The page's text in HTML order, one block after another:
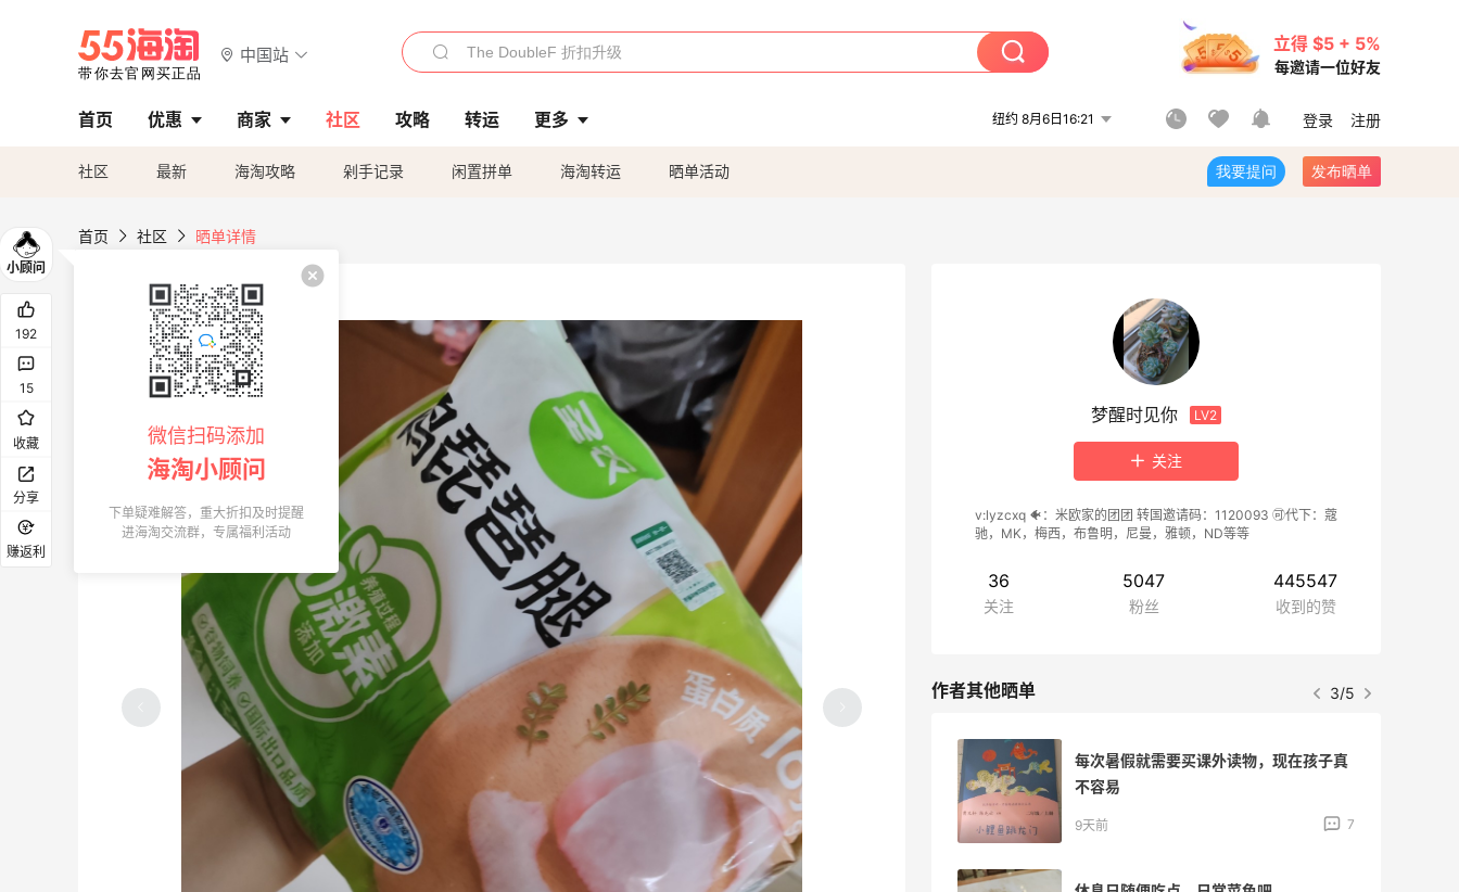
中国站
立得 $5 + 5%
每邀请一位好友
首页 优惠 商家 社区 攻略 转运 更多 纽约 8月6日16:21 登录 注册
社区 最新 海淘攻略 剁手记录 闲置拼单 海淘转运 晒单活动 我要提问 发布晒单
首页 社区 晒单详情
梦醒时见你 LV2
关注
v:lyzcxq 🐠：米欧家的团团 转国邀请码：1120093 🉑代下：蔻
驰，MK，梅西，布鲁明，尼曼，雅顿，ND等等
36
关注
5047
粉丝
445547
收到的赞
作者其他晒单 3/5
每日牛奶安排上，认养一头牛有机纯奶
下午饿了，那就来一个巧克力核桃能量棒
吧
每次暑假就需要买课外读物，现在孩子真
不容易
9天前 7
192
15
收藏
分享
赚返利
微信扫码添加
海淘小顾问
下单疑难解答，重大折扣及时提醒
进海淘交流群，专属福利活动